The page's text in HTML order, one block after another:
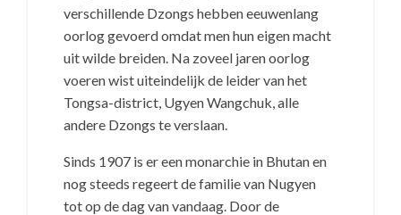
verschillende Dzongs hebben eeuwenlang
oorlog gevoerd omdat men hun eigen macht
uit wilde breiden. Na zoveel jaren oorlog
voeren wist uiteindelijk de leider van het
Tongsa-district, Ugyen Wangchuk, alle
andere Dzongs te verslaan.
Sinds 1907 is er een monarchie in Bhutan en
nog steeds regeert de familie van Nugyen
tot op de dag van vandaag. Door de